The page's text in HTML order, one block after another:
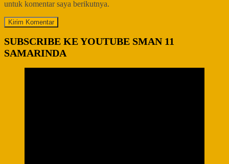
untuk komentar saya berikutnya.
SUBSCRIBE KE YOUTUBE SMAN 11
SAMARINDA